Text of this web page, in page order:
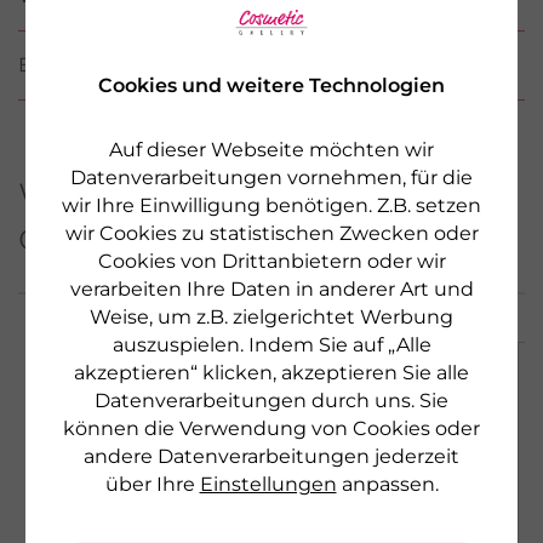
Cookies und weitere Technologien
Auf dieser Webseite möchten wir
Datenverarbeitungen vornehmen, für die
wir Ihre Einwilligung benötigen. Z.B. setzen
wir Cookies zu statistischen Zwecken oder
Cookies von Drittanbietern oder wir
verarbeiten Ihre Daten in anderer Art und
Weise, um z.B. zielgerichtet Werbung
auszuspielen. Indem Sie auf „Alle
akzeptieren“ klicken, akzeptieren Sie alle
Datenverarbeitungen durch uns. Sie
können die Verwendung von Cookies oder
andere Datenverarbeitungen jederzeit
über Ihre Einstellungen anpassen.
BEWERTUNGEN
Weitere Produkte aus
dieser Serie